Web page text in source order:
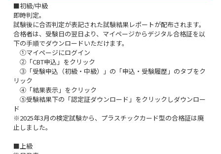
■初級/中級
即時判定。
試験後に合否判定が表記された試験結果レポートが配布されます。
合格者は、受験日の翌日より、マイページからデジタル合格証を以
下の手順でダウンロードいただけます。
①マイページにログイン
②「CBT申込」をクリック
③「受験申込（初級・中級）」の「申込・受験履歴」のタブをク
リック
④「結果表示」をクリック
⑤受験結果下の「認定証ダウンロード」をクリックしダウンロー
ド
※2025年3月の検定試験から、プラスチックカード型の合格証は廃
止しました。
■上級